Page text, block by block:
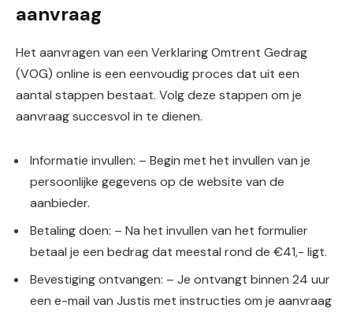
aanvraag
Het aanvragen van een Verklaring Omtrent Gedrag
(VOG) online is een eenvoudig proces dat uit een
aantal stappen bestaat. Volg deze stappen om je
aanvraag succesvol in te dienen.
Informatie invullen: – Begin met het invullen van je
persoonlijke gegevens op de website van de
aanbieder.
Betaling doen: – Na het invullen van het formulier
betaal je een bedrag dat meestal rond de €41,- ligt.
Bevestiging ontvangen: – Je ontvangt binnen 24 uur
een e-mail van Justis met instructies om je aanvraag